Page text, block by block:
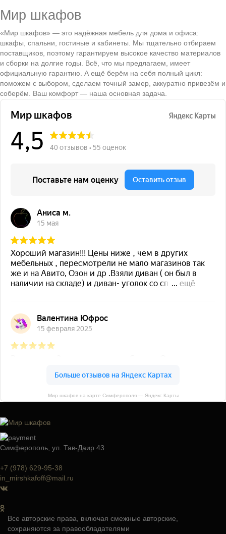
Мир шкафов
«Мир шкафов» — это надёжная мебель для дома и офиса:
шкафы, спальни, гостиные и кабинеты. Мы тщательно отбираем
поставщиков, поэтому гарантируем высокое качество материалов
и сборки на долгие годы. Всё, что мы предлагаем, имеет
официальную гарантию. А ещё берём на себя полный цикл:
поможем с выбором, сделаем точный замер, аккуратно привезём и
соберём. Ваш комфорт — наша основная задача.
Мир шкафов на карте Симферополя — Яндекс Карты
Симферополь, ул. Тав-Даир 43
+7 (978) 629-95-38
in_mirshkafoff@mail.ru
Все авторские права, включая смежные авторские,
сохраняются за правообладателями